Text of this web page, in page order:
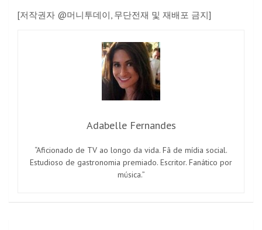
[저작권자 @머니투데이, 무단전재 및 재배포 금지]
Adabelle Fernandes
“Aficionado de TV ao longo da vida. Fã de mídia social.
Estudioso de gastronomia premiado. Escritor. Fanático por
música.”